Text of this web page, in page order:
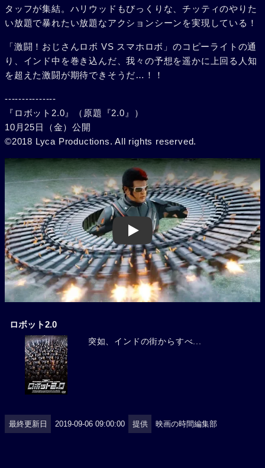
タッフが集結。ハリウッドもびっくりな、チッティのやりた
い放題で暴れたい放題なアクションシーンを実現している！
「激闘！おじさんロボ VS スマホロボ」のコピーライトの通
り、インド中を巻き込んだ、我々の予想を遥かに上回る人知
を超えた激闘が期待できそうだ…！！
---------------
『ロボット2.0』（原題『2.0』）
10月25日（金）公開
©2018 Lyca Productions. All rights reserved.
Play
ロボット2.0
突如、インドの街からすべ...
最終更新日 2019-09-06 09:00:00 提供 映画の時間編集部